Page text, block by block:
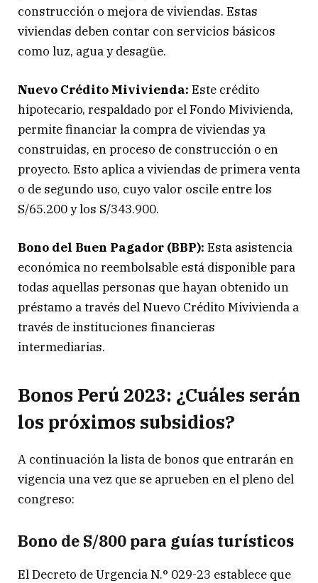
construcción o mejora de viviendas. Estas
viviendas deben contar con servicios básicos
como luz, agua y desagüe.
Nuevo Crédito Mivivienda: Este crédito
hipotecario, respaldado por el Fondo Mivivienda,
permite financiar la compra de viviendas ya
construidas, en proceso de construcción o en
proyecto. Esto aplica a viviendas de primera venta
o de segundo uso, cuyo valor oscile entre los
S/65.200 y los S/343.900.
Bono del Buen Pagador (BBP): Esta asistencia
económica no reembolsable está disponible para
todas aquellas personas que hayan obtenido un
préstamo a través del Nuevo Crédito Mivivienda a
través de instituciones financieras
intermediarias.
Bonos Perú 2023: ¿Cuáles serán
los próximos subsidios?
A continuación la lista de bonos que entrarán en
vigencia una vez que se aprueben en el pleno del
congreso:
Bono de S/800 para guías turísticos
El Decreto de Urgencia N.° 029-23 establece que